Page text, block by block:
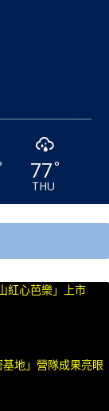
77°
THU
紅心芭樂」上市
地」營隊成果亮眼